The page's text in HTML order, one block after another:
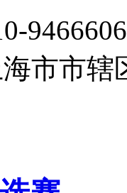
9466606
海市市